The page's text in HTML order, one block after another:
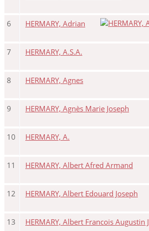
6
HERMARY, Adrian
7
HERMARY, A.S.A.
8
HERMARY, Agnes
9
HERMARY, Agnès Marie Joseph
10
HERMARY, A.
11
HERMARY, Albert Afred Armand
12
HERMARY, Albert Edouard Joseph
13 HERMARY, Albert Francois Augustin